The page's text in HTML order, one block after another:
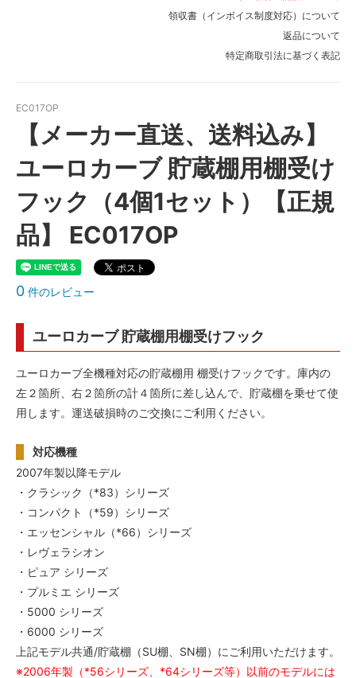
領収書（インボイス制度対応）について
返品について
特定商取引法に基づく表記
EC017OP
【メーカー直送、送料込み】
ユーロカーブ 貯蔵棚用棚受け
フック（4個1セット）【正規
品】 EC017OP
0 件のレビュー
ユーロカーブ 貯蔵棚用棚受けフック
ユーロカーブ全機種対応の貯蔵棚用 棚受けフックです。庫内の
左２箇所、右２箇所の計４箇所に差し込んで、貯蔵棚を乗せて使
用します。運送破損時のご交換にご利用ください。
対応機種
2007年製以降モデル
・クラシック（*83）シリーズ
・コンパクト（*59）シリーズ
・エッセンシャル（*66）シリーズ
・レヴェラシオン
・ピュア シリーズ
・プルミエ シリーズ
・5000 シリーズ
・6000 シリーズ
上記モデル共通/貯蔵棚（SU棚、SN棚）にご利用いただけます。
※2006年製（*56シリーズ、*64シリーズ等）以前のモデルには